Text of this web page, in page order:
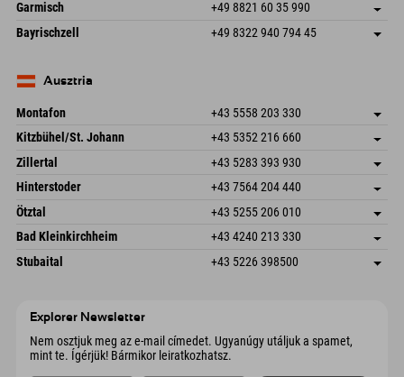
Németország
E-mail küldése
Hofreitstr. 7
Németország
Cím mentése
E-mail küldése
Garmisch +49 8821 60 35 990
Frickenstraße 22
82490 Farchant
Cím mentése
Könyv
Bayrischzell +49 8322 940 794 45
Németország
Ausztria
Montafon +43 5558 203 330
Dorfstr. 127b
6793 Gaschurn/Montafon
Ausztria
Cím mentése
E-mail küldése
Kitzbühel/St. Johann +43 5352 216 660
Speckbacherstraße 87
6380 St. Johann in Tirol
Ausztria
Cím mentése
Könyv
E-mail küldése
Zillertal +43 5283 393 930
Schmiedau 2
Ausztria
Cím mentése
E-mail küldése
Hinterstoder +43 7564 204 440
Freizeitpark 10
4573 Hinterstoder
Ausztria
Cím mentése
Könyv
E-mail küldése
Ötztal +43 5255 206 010
Gscheat 14
Ausztria
Cím mentése
E-mail küldése
Bad Kleinkirchheim +43 4240 213 330
Dorfstraße 24
9546 Bad Kleinkirchheim
Cím mentése
Könyv
Stubaital +43 5226 398500
Explorer Newsletter
Nem osztjuk meg az e-mail címedet. Ugyanúgy utáljuk a spamet,
mint te. Ígérjük! Bármikor leiratkozhatsz.